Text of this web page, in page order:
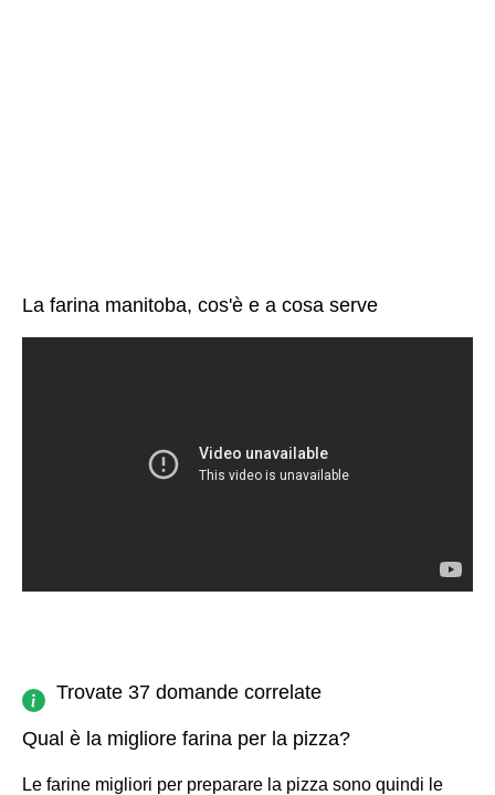
La farina manitoba, cos'è e a cosa serve
Trovate 37 domande correlate
Qual è la migliore farina per la pizza?
Le farine migliori per preparare la pizza sono quindi le